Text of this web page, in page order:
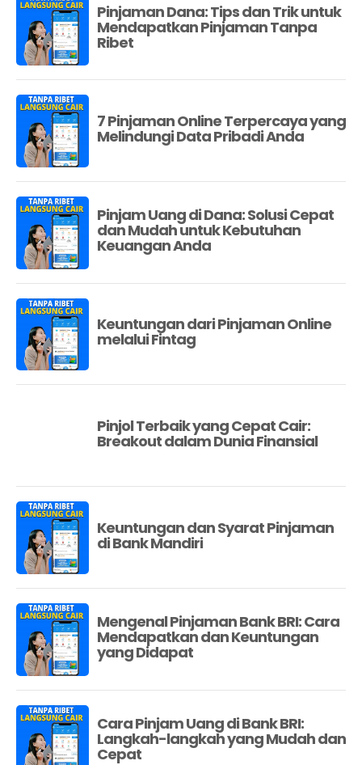
Pinjaman Dana: Tips dan Trik untuk
Mendapatkan Pinjaman Tanpa
Ribet
7 Pinjaman Online Terpercaya yang
Melindungi Data Pribadi Anda
Pinjam Uang di Dana: Solusi Cepat
dan Mudah untuk Kebutuhan
Keuangan Anda
Keuntungan dari Pinjaman Online
melalui Fintag
Pinjol Terbaik yang Cepat Cair:
Breakout dalam Dunia Finansial
Keuntungan dan Syarat Pinjaman
di Bank Mandiri
Mengenal Pinjaman Bank BRI: Cara
Mendapatkan dan Keuntungan
yang Didapat
Cara Pinjam Uang di Bank BRI:
Langkah-langkah yang Mudah dan
Cepat